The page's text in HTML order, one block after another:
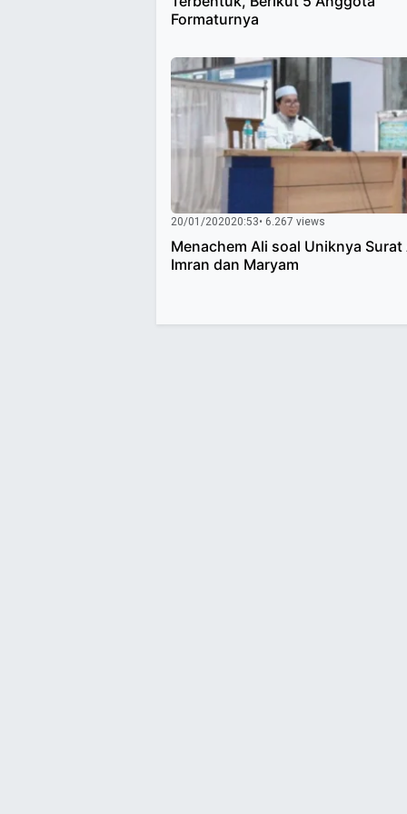
Formaturnya
20/01/202020:53• 6.267 views
Menachem Ali soal Uniknya Surat
Imran dan Maryam